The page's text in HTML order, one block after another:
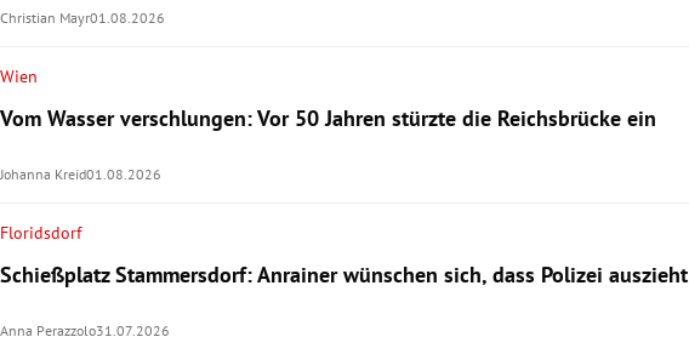
Christian Mayr01.08.2026
Wien
Vom Wasser verschlungen: Vor 50 Jahren stürzte die Reichsbrücke ein
Johanna Kreid01.08.2026
Floridsdorf
Schießplatz Stammersdorf: Anrainer wünschen sich, dass Polizei auszieht
Anna Perazzolo31.07.2026